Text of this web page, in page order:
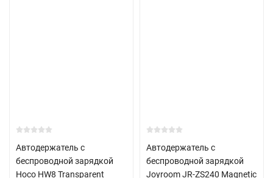
Автодержатель с
беспроводной зарядкой
Hoco HW8 Transparent
Автодержатель с
беспроводной зарядкой
Joyroom JR-ZS240 Magnetic